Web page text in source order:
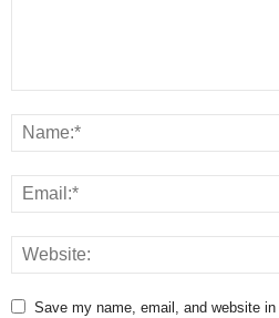
Save my name, email, and website in